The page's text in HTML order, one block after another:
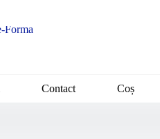
Contact Coș